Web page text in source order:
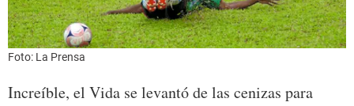
Foto: La Prensa
Increíble, el Vida se levantó de las cenizas para